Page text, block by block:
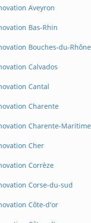
Aveyron
Bas-Rhin
Bouches-du-Rhône
Calvados
Cantal
Charente
Charente-Maritime
Cher
Corrèze
Corse-du-sud
Côte-d'or